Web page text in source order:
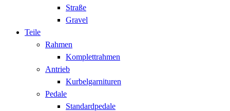
Straße
Gravel
Teile
Rahmen
Komplettrahmen
Antrieb
Kurbelgarnituren
Pedale
Standardpedale